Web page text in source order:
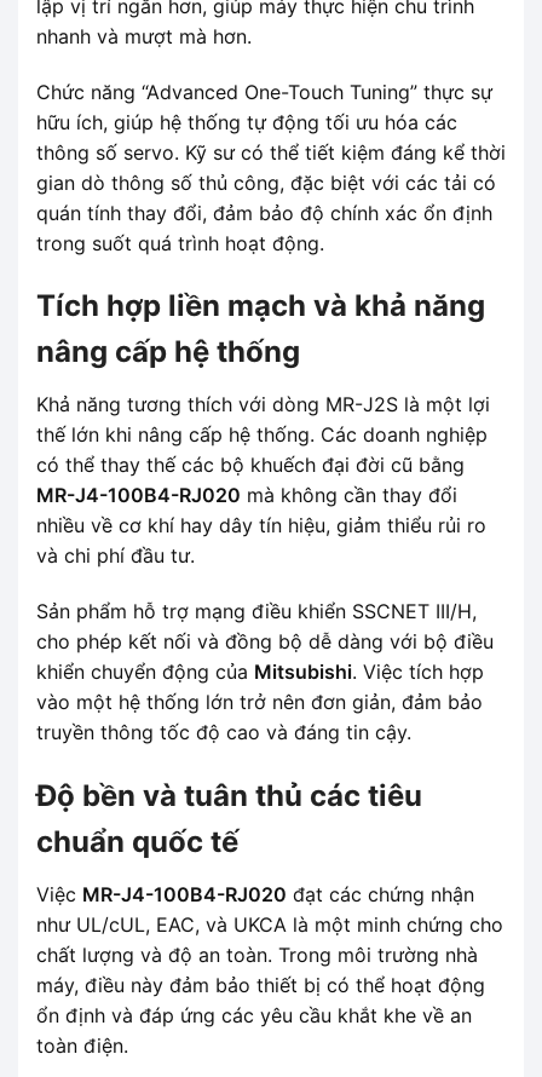
lập vị trí ngắn hơn, giúp máy thực hiện chu trình
nhanh và mượt mà hơn.
Chức năng “Advanced One-Touch Tuning” thực sự
hữu ích, giúp hệ thống tự động tối ưu hóa các
thông số servo. Kỹ sư có thể tiết kiệm đáng kể thời
gian dò thông số thủ công, đặc biệt với các tải có
quán tính thay đổi, đảm bảo độ chính xác ổn định
trong suốt quá trình hoạt động.
Tích hợp liền mạch và khả năng
nâng cấp hệ thống
Khả năng tương thích với dòng MR-J2S là một lợi
thế lớn khi nâng cấp hệ thống. Các doanh nghiệp
có thể thay thế các bộ khuếch đại đời cũ bằng
MR-J4-100B4-RJ020 mà không cần thay đổi
nhiều về cơ khí hay dây tín hiệu, giảm thiểu rủi ro
và chi phí đầu tư.
Sản phẩm hỗ trợ mạng điều khiển SSCNET III/H,
cho phép kết nối và đồng bộ dễ dàng với bộ điều
khiển chuyển động của Mitsubishi. Việc tích hợp
vào một hệ thống lớn trở nên đơn giản, đảm bảo
truyền thông tốc độ cao và đáng tin cậy.
Độ bền và tuân thủ các tiêu
chuẩn quốc tế
Việc MR-J4-100B4-RJ020 đạt các chứng nhận
như UL/cUL, EAC, và UKCA là một minh chứng cho
chất lượng và độ an toàn. Trong môi trường nhà
máy, điều này đảm bảo thiết bị có thể hoạt động
ổn định và đáp ứng các yêu cầu khắt khe về an
toàn điện.